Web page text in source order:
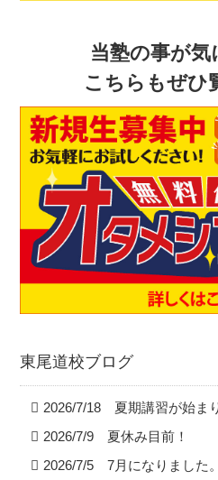
当塾の事が気
こちらもぜひ
東尾道校ブログ
2026/7/18 夏期講習が始ま
2026/7/9 夏休み目前！
2026/7/5 7月になりました。